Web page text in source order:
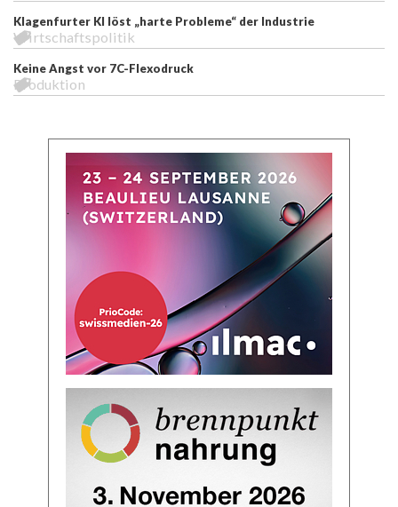
Klagenfurter KI löst „harte Probleme“ der Industrie
Wirtschaftspolitik
Keine Angst vor 7C-Flexodruck
Produktion